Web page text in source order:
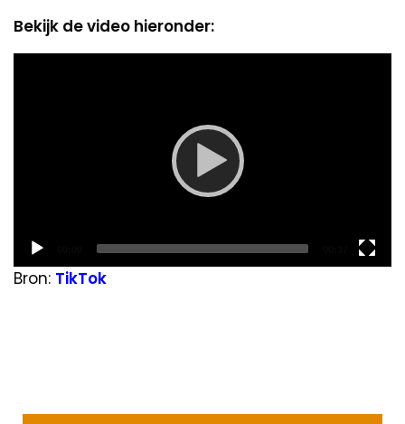
Bekijk de video hieronder:
duration
Bron: TikTok